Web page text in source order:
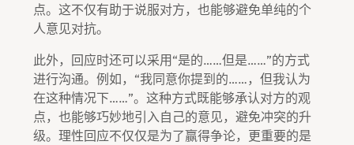
点。这不仅有助于说服对方，也能够避免单纯的个
人意见对抗。
此外，回应时还可以采用“是的……但是……”的方式
进行沟通。例如，“我同意你提到的……，但我认为
在这种情况下……”。这种方式既能够承认对方的观
点，也能够巧妙地引入自己的意见，避免冲突的升
级。理性回应不仅仅是为了赢得争论，更重要的是